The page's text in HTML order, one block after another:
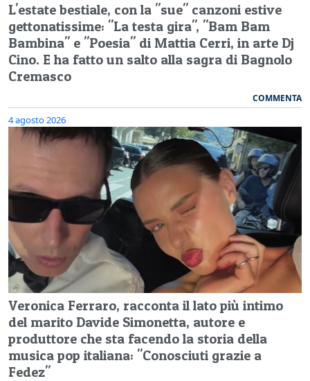
L'estate bestiale, con la "sue" canzoni estive
gettonatissime: "La testa gira", "Bam Bam
Bambina" e "Poesia" di Mattia Cerri, in arte Dj
Cino. E ha fatto un salto alla sagra di Bagnolo
Cremasco
COMMENTA
4 agosto 2026
Veronica Ferraro, racconta il lato più intimo
del marito Davide Simonetta, autore e
produttore che sta facendo la storia della
musica pop italiana: "Conosciuti grazie a
Fedez"